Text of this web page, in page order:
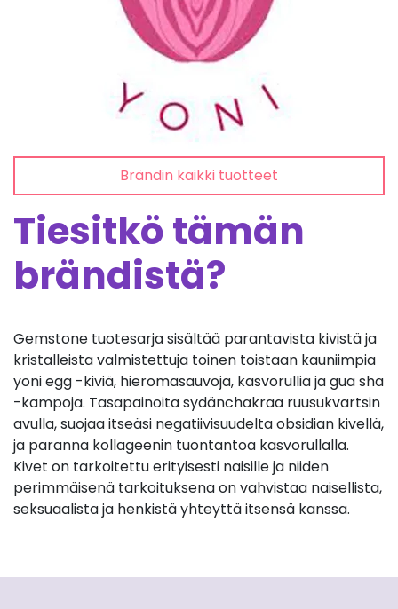
Brändin kaikki tuotteet
Tiesitkö tämän
brändistä?
Gemstone tuotesarja sisältää parantavista kivistä ja
kristalleista valmistettuja toinen toistaan kauniimpia
yoni egg -kiviä, hieromasauvoja, kasvorullia ja gua sha
-kampoja. Tasapainoita sydänchakraa ruusukvartsin
avulla, suojaa itseäsi negatiivisuudelta obsidian kivellä,
ja paranna kollageenin tuontantoa kasvorullalla.
Kivet on tarkoitettu erityisesti naisille ja niiden
perimmäisenä tarkoituksena on vahvistaa naisellista,
seksuaalista ja henkistä yhteyttä itsensä kanssa.